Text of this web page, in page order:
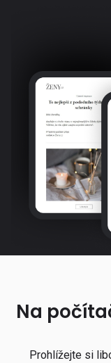
Na
Prohlížejte si